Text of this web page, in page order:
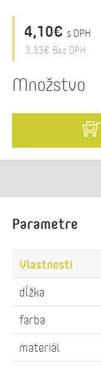
4,10€ s DPH
3,33€ Bez DPH:
Množstvo
Parametre
Vlastnosti
dĺžka
farba
materiál